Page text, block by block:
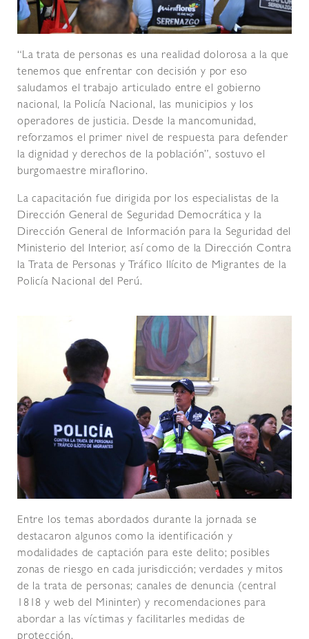
“La trata de personas es una realidad dolorosa a la que
tenemos que enfrentar con decisión y por eso
saludamos el trabajo articulado entre el gobierno
nacional, la Policía Nacional, las municipios y los
operadores de justicia. Desde la mancomunidad,
reforzamos el primer nivel de respuesta para defender
la dignidad y derechos de la población”, sostuvo el
burgomaestre miraflorino.
La capacitación fue dirigida por los especialistas de la
Dirección General de Seguridad Democrática y la
Dirección General de Información para la Seguridad del
Ministerio del Interior, así como de la Dirección Contra
la Trata de Personas y Tráfico Ilícito de Migrantes de la
Policía Nacional del Perú.
Entre los temas abordados durante la jornada se
destacaron algunos como la identificación y
modalidades de captación para este delito; posibles
zonas de riesgo en cada jurisdicción; verdades y mitos
de la trata de personas; canales de denuncia (central
1818 y web del Mininter) y recomendaciones para
abordar a las víctimas y facilitarles medidas de